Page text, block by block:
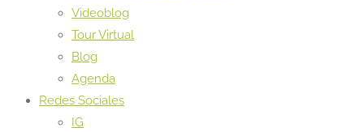
Videoblog
Tour Virtual
Blog
Agenda
Redes Sociales
IG